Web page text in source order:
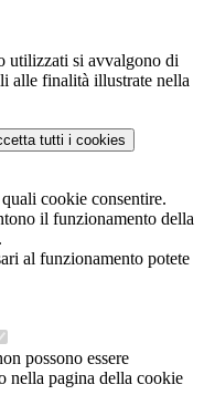
utilizzati si avvalgono di
alle finalità illustrate nella
tutti i cookies
cookie consentire.
il funzionamento della
al funzionamento potete
possono essere
nella pagina della cookie